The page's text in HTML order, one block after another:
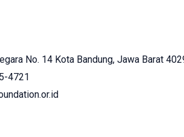
No. 14 Kota Bandung, Jawa Barat
4721